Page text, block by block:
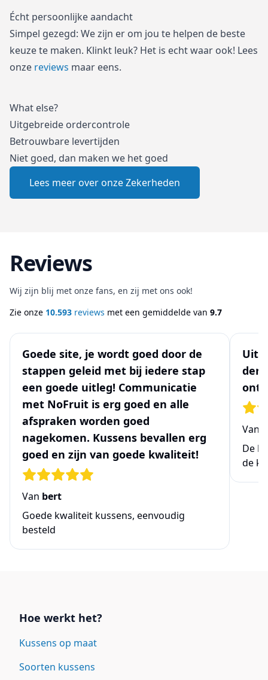
Écht persoonlijke aandacht
Simpel gezegd: We zijn er om jou te helpen de beste
keuze te maken. Klinkt leuk? Het is echt waar ook! Lees
onze reviews maar eens.
What else?
Uitgebreide ordercontrole
Betrouwbare levertijden
Niet goed, dan maken we het goed
Lees meer over onze Zekerheden
Reviews
Wij zijn blij met onze fans, en zij met ons ook!
Zie onze 10.593 reviews met een gemiddelde van 9.7
Goede site, je wordt goed door de
stappen geleid met bij iedere stap
een goede uitleg! Communicatie
met NoFruit is erg goed en alle
afspraken worden goed
nagekomen. Kussens bevallen erg
goed en zijn van goede kwaliteit!
Van bert
Goede kwaliteit kussens, eenvoudig
besteld
Van
De
de
Hoe werkt het?
Kussens op maat
Soorten kussens